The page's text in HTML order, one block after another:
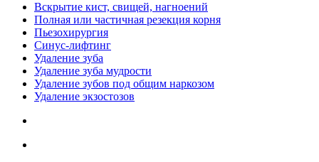
Вскрытие кист, свищей, нагноений
Полная или частичная резекция корня
Пьезохирургия
Синус-лифтинг
Удаление зуба
Удаление зуба мудрости
Удаление зубов под общим наркозом
Удаление экзостозов